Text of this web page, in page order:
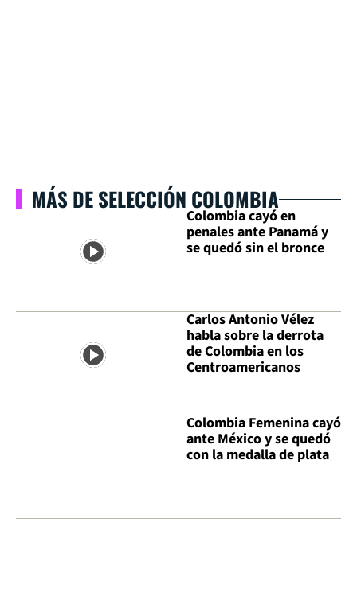
MÁS DE SELECCIÓN COLOMBIA
Colombia cayó en
penales ante Panamá y
se quedó sin el bronce
Carlos Antonio Vélez
habla sobre la derrota
de Colombia en los
Centroamericanos
Colombia Femenina cayó
ante México y se quedó
con la medalla de plata